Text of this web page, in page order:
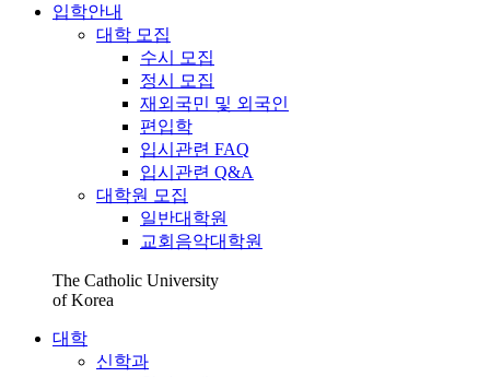
입학안내
대학 모집
수시 모집
정시 모집
재외국민 및 외국인
편입학
입시관련 FAQ
입시관련 Q&A
대학원 모집
일반대학원
교회음악대학원
The Catholic University
of Korea
대학
신학과